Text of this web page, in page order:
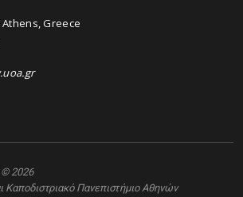
Athens, Greece
© 2026
Καποδιστριακό Πανεπιστήμιο Αθηνών